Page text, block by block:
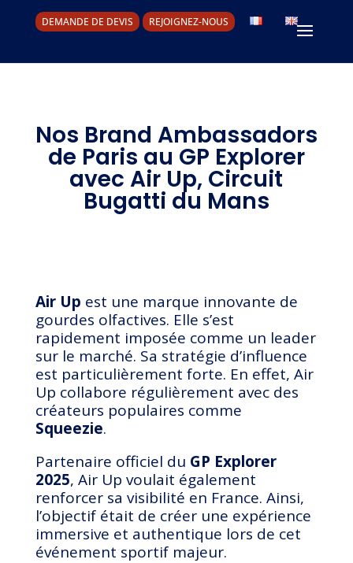
DEMANDE DE DEVIS REJOIGNEZ-NOUS
Nos Brand Ambassadors
de Paris au GP Explorer
avec Air Up, Circuit
Bugatti du Mans
Air Up est une marque innovante de
gourdes olfactives. Elle s’est
rapidement imposée comme un leader
sur le marché. Sa stratégie d’influence
est particulièrement forte. En effet, Air
Up collabore régulièrement avec des
créateurs populaires comme
Squeezie.
Partenaire officiel du GP Explorer
2025, Air Up voulait également
renforcer sa visibilité en France. Ainsi,
l’objectif était de créer une expérience
immersive et authentique lors de cet
événement sportif majeur.